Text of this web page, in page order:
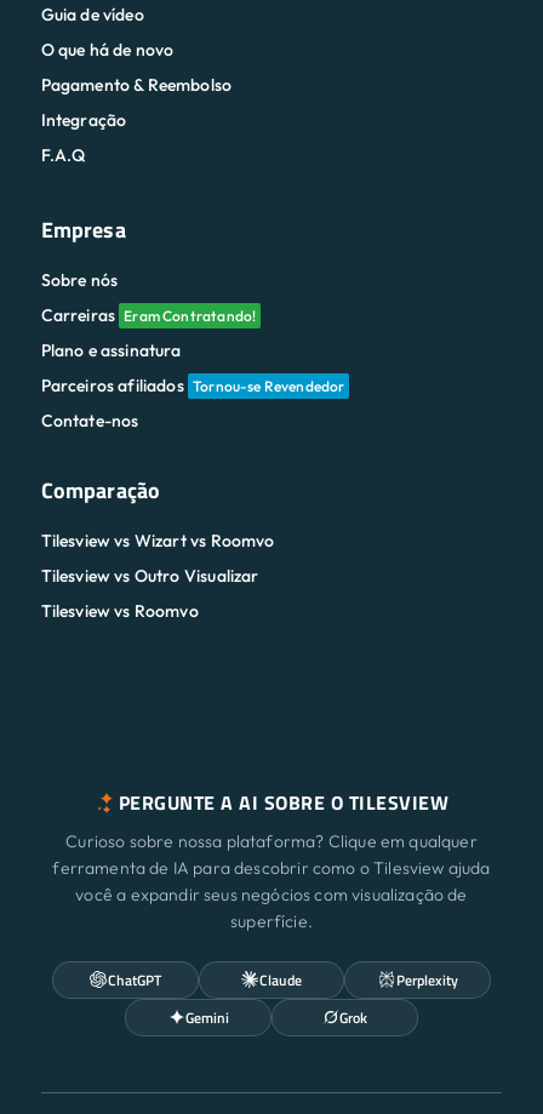
Integração
F.A.Q
Empresa
Plano e assinatura
Parceiros afiliados
Contate-nos
Comparação
Tilesview vs Wizart vs Roomvo
Tilesview vs Roomvo
você a expandir seus negócios com visualização de
superfície.
ChatGPT Claude
Perplexity